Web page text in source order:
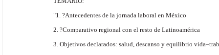
"1. ?Antecedentes de la jornada laboral en México
2. ?Comparativo regional con el resto de Latinoamérica
3. Objetivos declarados: salud, descanso y equilibrio